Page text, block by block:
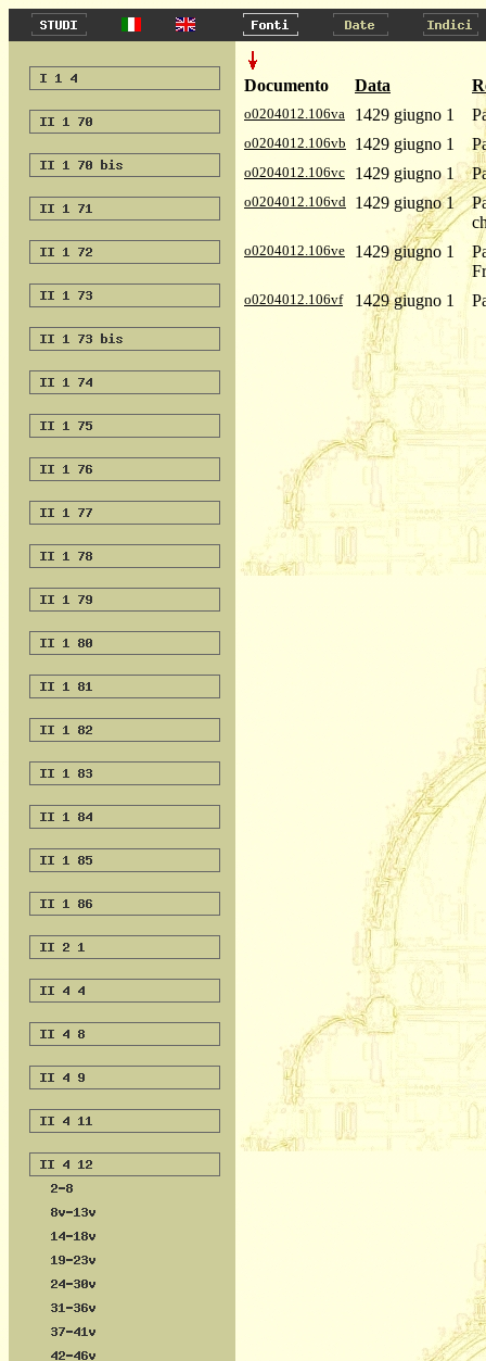
Documento Data
o0204012.106va 1429 giugno 1
o0204012.106vb 1429 giugno 1
o0204012.106vc 1429 giugno 1
o0204012.106vd 1429 giugno 1
o0204012.106ve 1429 giugno 1
o0204012.106vf 1429 giugno 1